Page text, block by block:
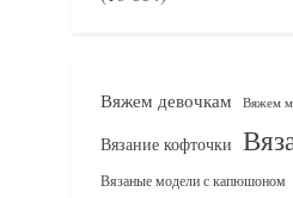
Вяжем девочкам Вяжем
Вязание кофточки
Вязаные модели с капюшоном